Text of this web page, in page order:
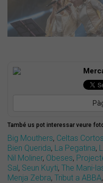
També us pot interessar veure
Big Mouthers, Celtas Cortos
Bien Querida, La Pegatina,
Nil Moliner, Obeses,
Sal, Seun Kuyti, The Mani-
Menja Zebra, Tribut a ABBA,